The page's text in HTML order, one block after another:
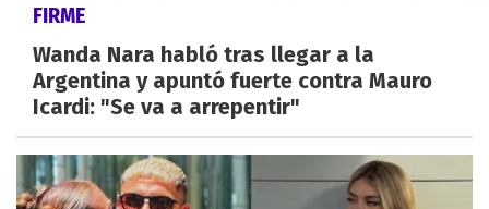
FIRME
Wanda Nara habló tras llegar a la
Argentina y apuntó fuerte contra Mauro
Icardi: "Se va a arrepentir"